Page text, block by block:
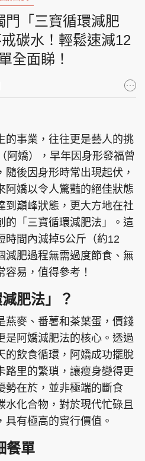
東周專欄
東Touch
島頭條 星島日報
島環球 The Standard
爸媽 JobMarket
版權及免責聲明
門「三寶循環減肥
碳水！輕鬆速減12
全面睇！
的事業，往往更是藝人的挑
阿嬌），早年因身形發福曾
後因身形時常出現起伏，
阿嬌以令人驚豔的絕佳狀態
到巔峰狀態，更大方地在社
的「三寶循環減肥法」。這
時間內減掉5公斤（約12
減肥過程無需過度節食、無
易，值得參考！
肥法」？
燕麥、番薯和茶葉蛋，價錢
是阿嬌減肥法的核心。透過
的飲食循環，阿嬌成功擺脫
路里的繁瑣，讓瘦身變得更
勢在於，並非極端的斷食
水化合物，對於現代忙碌且
有極高的實行價值。
餐單